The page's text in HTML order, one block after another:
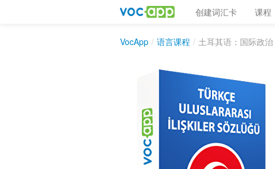
创建词汇卡 课程
VocApp / 语言课程 / 土耳其语：国际政治